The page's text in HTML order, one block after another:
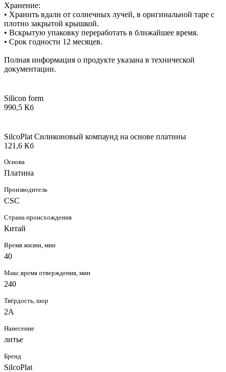
Хранение:
• Хранить вдали от солнечных лучей, в оригинальной таре с
плотно закрытой крышкой.
• Вскрытую упаковку переработать в ближайшее время.
• Срок годности 12 месяцев.
Полная информация о продукте указана в технической
документации.
Silicon form
990,5 Кб
SilcoPlat Силиконовый компаунд на основе платины
121,6 Кб
Основа
Платина
Производитель
CSC
Страна происхождения
Китай
Время жизни, мин
40
Макс.время отверждения, мин
240
Твёрдость, шор
2А
Нанесение
литье
Бренд
SilcoPlat